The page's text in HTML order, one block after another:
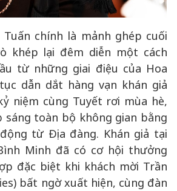
chính là mảnh ghép cuối
khép lại đêm diễn một cách
từ những giai điệu của Hoa
dẫn dắt hàng vạn khán giả
niệm cùng Tuyết rơi mùa hè,
toàn bộ không gian bằng
từ Địa đàng. Khán giả tại
Minh đã có cơ hội thưởng
đặc biệt khi khách mời Trần
bất ngờ xuất hiện, cùng đàn